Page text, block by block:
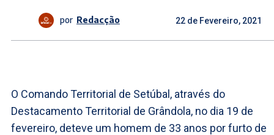
por Redacção 22 de Fevereiro, 2021
O Comando Territorial de Setúbal, através do
Destacamento Territorial de Grândola, no dia 19 de
fevereiro, deteve um homem de 33 anos por furto de